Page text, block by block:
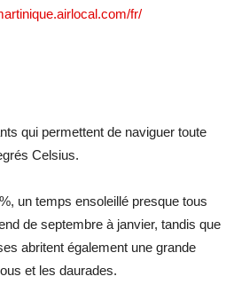
fr/
qui permettent de naviguer toute
Celsius.
un temps ensoleillé presque tous
de septembre à janvier, tandis que
abritent également une grande
et les daurades.